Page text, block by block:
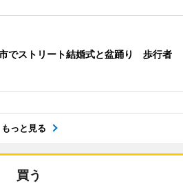
でストリート結婚式と盆踊り 歩行者
もっと見る
買う